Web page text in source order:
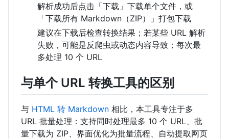
解析成功后点击「下载」下载单个文件，或
「下载所有 Markdown（ZIP）」打包下载
建议在下载后检查转换结果；若某些 URL 解析
失败，可能是反爬虫或动态内容导致；每次最
多处理 10 个 URL
与单个 URL 转换工具的区别
与 HTML 转 Markdown 相比，本工具专注于多
URL 批量处理：支持同时处理最多 10 个 URL、批
量下载为 ZIP、界面优化为批量流程、自动提取网页